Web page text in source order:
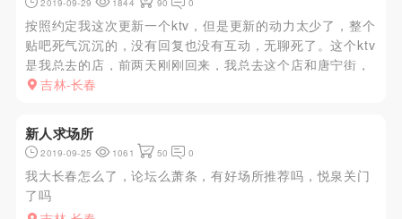
2019-09-29 1844 90 0
按照约定我这次更新一个ktv，但是更新的动力太少了，整个
贴吧死气沉沉的，没有回复也没有互动，无聊死了。这个ktv
是我总去的店，前两天刚刚回来，我总去这个店和唐宁街，
因为这两个店安全＋高档，女孩也都不错，全程都挺嗨，有
自己怎...
吉林-长春
新人求场所
2019-09-25 1061 50 0
我大长春怎么了，论坛么萧条，有好场所推荐吗，悦泉关门
了吗